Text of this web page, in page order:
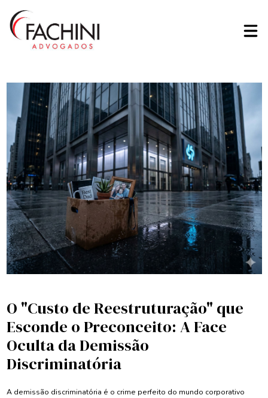
O "Custo de Reestruturação" que
Esconde o Preconceito: A Face
Oculta da Demissão
Discriminatória
A demissão discriminatória é o crime perfeito do mundo corporativo